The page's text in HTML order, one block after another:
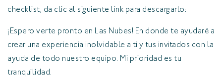
checklist, da clic al siguiente link para descargarlo:
¡Espero verte pronto en Las Nubes! En donde te ayudaré a
crear una experiencia inolvidable a ti y tus invitados con la
ayuda de todo nuestro equipo. Mi prioridad es tu
tranquilidad.